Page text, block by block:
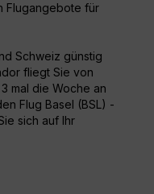
Flugangebote für
Schweiz günstig
fliegt Sie von
mal die Woche an
Flug Basel (BSL) -
sich auf Ihr